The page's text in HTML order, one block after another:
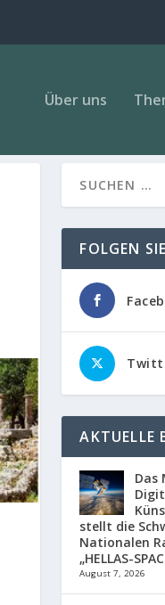
Über uns
FOLGEN
AKTUELLE
Das
stellt die
Nationalen
„HELLAS-
August 7, 2026